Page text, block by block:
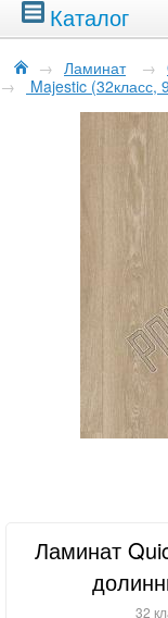
Каталог
→ Ламинат →
→
Majestic
Ламинат
32